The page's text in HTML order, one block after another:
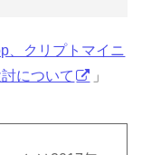
、クリプトマイニ
について
」